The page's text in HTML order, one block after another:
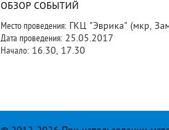
ОБЗОР СОБЫТИЙ
Место проведения: ГКЦ "Эврика" (мкр,
Дата проведения: 25.05.2017
Начало: 16.30, 17.30